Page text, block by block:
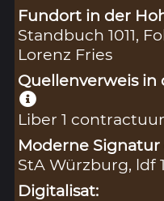
Fundort in der
Standbuch 1011,
Lorenz Fries
Quellenverweis in
Liber 1
Moderne Signatur
StA Würzburg, ldf
Digitalisat: